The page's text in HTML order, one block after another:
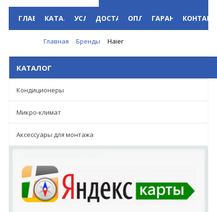
ГЛАВНАЯКАТАЛОГУСЛУГИДОСТАВКАОПЛАТАГАРАНТИЯ
Главная Бренды Haier
КАТАЛОГ
Кондиционеры
Микро-климат
Аксессуары для монтажа